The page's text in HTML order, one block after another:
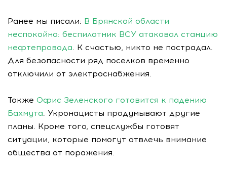
Ранее мы писали: В Брянской области
неспокойно: беспилотник ВСУ атаковал станцию
нефтепровода. К счастью, никто не пострадал.
Для безопасности ряд поселков временно
отключили от электроснабжения.
Также Офис Зеленского готовится к падению
Бахмута. Укронацисты продумывают другие
планы. Кроме того, спецслужбы готовят
ситуации, которые помогут отвлечь внимание
общества от поражения.